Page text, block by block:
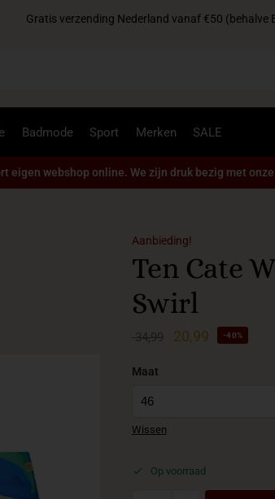
Gratis verzending Nederland vanaf €50 (behalve
Badmode Sport Merken SALE
eigen webshop online. We zijn druk bezig met
Aanbieding!
Ten Cate
Swirl
34,99 20,99 -40%
Maat
Wissen
Op voorraad